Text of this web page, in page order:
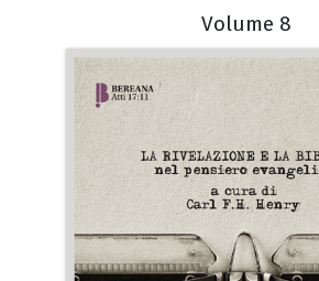
Volume 8